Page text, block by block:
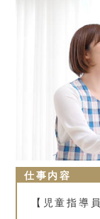
仕事内容
【児童指導